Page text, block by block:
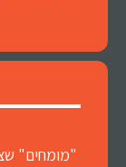
"מומחים"